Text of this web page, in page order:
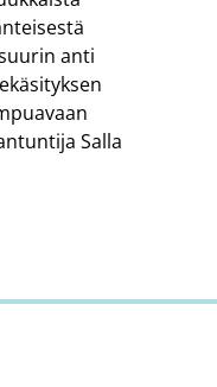
anti
Salla